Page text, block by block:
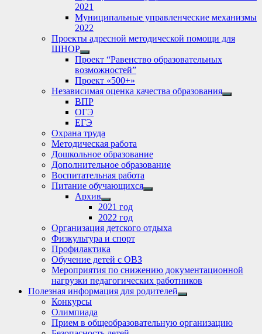
2021
Муниципальные управленческие механизмы
2022
Проекты адресной методической помощи для
ШНОР
Show
sub
menu
Проект “Равенство образовательных
возможностей”
Проект «500+»
Независимая оценка качества образования
Show
ВПР
ОГЭ
ЕГЭ
Охрана труда
Методическая работа
Дошкольное образование
Дополнительное образование
Воспитательная работа
Питание обучающихся
Show
Архив
Show
sub
menu
2021 год
2022 год
Организация детского отдыха
Физкультура и спорт
Профилактика
Обучение детей с ОВЗ
Мероприятия по снижению документационной
нагрузки педагогических работников
Полезная информация для родителей
Show
Конкурсы
Олимпиада
Прием в общеобразовательную организацию